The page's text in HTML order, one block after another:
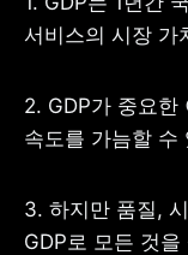
사업자 등록번호 : 462-
주소 : 06133 서울특별시
서비스의 시장
2. GDP가 중요한
속도를 가늠할 수
3. 하지만 품질,
GDP로 모든 것